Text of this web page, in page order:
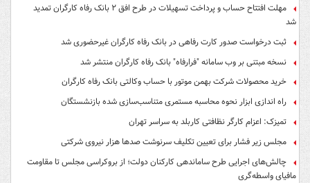
مهلت افتتاح حساب و پرداخت تسهیلات در طرح افق ۲ بانک رفاه کارگران تمدید
شد
ثبت درخواست صدور کارت رفاهی در بانک رفاه کارگران غیرحضوری شد
نسخه مبتنی بر وب سامانه "فرارفاه" بانک رفاه کارگران منتشر شد
خرید محصولات شرکت بهمن موتور با حساب وکالتی بانک رفاه کارگران
راه اندازی ابزار نحوه محاسبه مستمری متناسب‌سازی شده بازنشستگان
تمیزک: اعزام کارگر نظافتی کاربلد به سراسر تهران
مجلس زیر فشار برای تعیین تکلیف سرنوشت صدها هزار نیروی شرکتی
چالش‌های اجرایی طرح ساماندهی کارکنان دولت؛ از بروکراسی مجلس تا مقاومت
مافیای واسطه‌گری